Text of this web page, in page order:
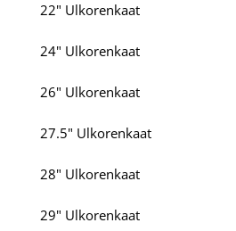
22" Ulkorenkaat
24" Ulkorenkaat
26" Ulkorenkaat
27.5" Ulkorenkaat
28" Ulkorenkaat
29" Ulkorenkaat